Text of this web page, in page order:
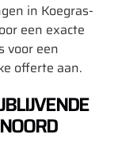
in Koegras-
een exacte
voor een
offerte aan.